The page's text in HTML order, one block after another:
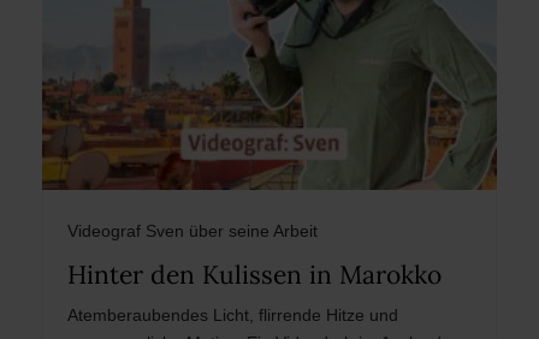
Videograf Sven über seine Arbeit
Hinter den Kulissen in Marokko
Atemberaubendes Licht, flirrende Hitze und